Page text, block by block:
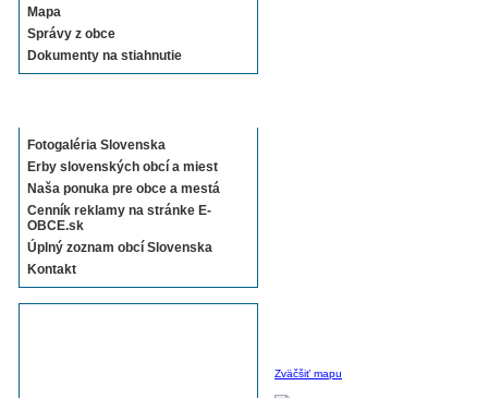
Mapa
Správy z obce
Dokumenty na stiahnutie
Fotogaléria Slovenska
Erby slovenských obcí a miest
Naša ponuka pre obce a mestá
Cenník reklamy na stránke E-
OBCE.sk
Úplný zoznam obcí Slovenska
Kontakt
Zväčšiť mapu